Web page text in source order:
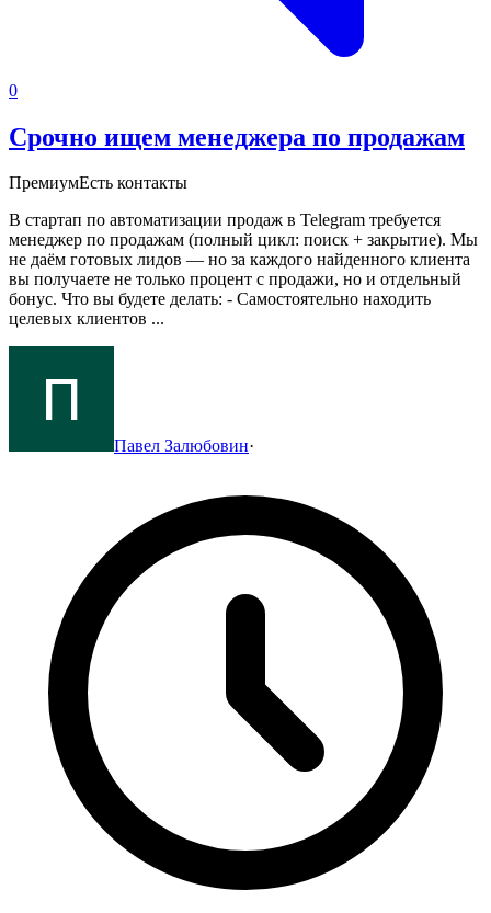
0
Срочно ищем менеджера по продажам
ПремиумЕсть контакты
В стартап по автоматизации продаж в Telegram требуется
менеджер по продажам (полный цикл: поиск + закрытие). Мы
не даём готовых лидов — но за каждого найденного клиента
вы получаете не только процент с продажи, но и отдельный
бонус. Что вы будете делать: - Самостоятельно находить
целевых клиентов ...
Павел Залюбовин·